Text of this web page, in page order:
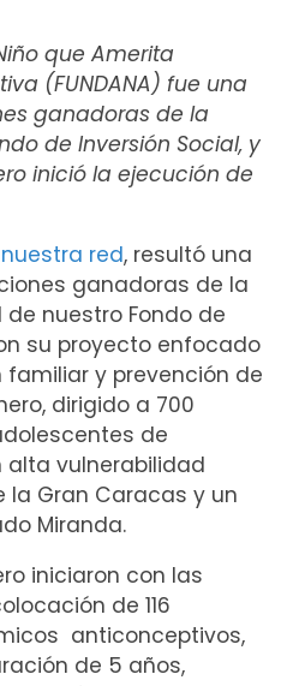
que Amerita
(FUNDANA) fue una
ganadoras de la
de Inversión Social, y
inició la ejecución de
nuestra red, resultó una
ganadoras de la
de nuestro Fondo de
su proyecto enfocado
y prevención de
dirigido a 700
de
vulnerabilidad
la Gran Caracas y un
Miranda.
iniciaron con las
de 116
anticonceptivos,
de 5 años,